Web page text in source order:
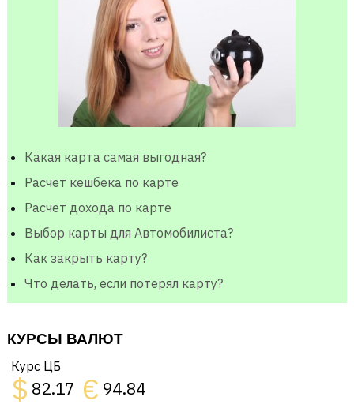
Какая карта самая выгодная?
Расчет кешбека по карте
Расчет дохода по карте
Выбор карты для Автомобилиста?
Как закрыть карту?
Что делать, если потерял карту?
КУРСЫ ВАЛЮТ
Курс ЦБ
$ 82.17 € 94.84